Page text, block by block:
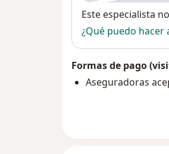
Disponibilidad
Este especialista
¿Qué puedo hacer
Formas de pago
Aseguradoras